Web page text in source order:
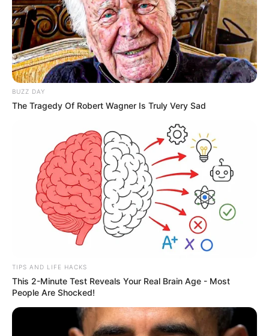
BUZZ DAY
The Tragedy Of Robert Wagner Is Truly Very Sad
TIPS AND LIFE HACKS
This 2-Minute Test Reveals Your Real Brain Age - Most
People Are Shocked!